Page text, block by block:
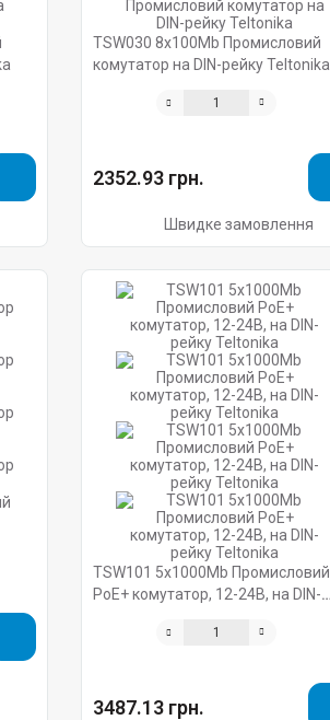
TSW030 8х100Mb Промисловий
комутатор на DIN-рейку Teltonika
2352.93 грн.
Швидке замовлення
TSW101 5х1000Mb Промисловий
PoE+ комутатор, 12-24В, на DIN-
3487.13 грн.